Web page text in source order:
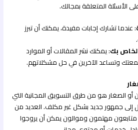
الأسئلة المتعلقة بمجالك.
: عندما تشارك إجابات مفيدة، يمكنك أن تبرز
بك: يمكنك نشر المقالات أو الموارد
وتساعد الآخرين في حل مشكلاتهم.
أو الصغار هو من طرق التسويق المجانية التي
جمهور جديد بشكل غير مكلف. العديد من
متابعون مهتمون وموالون يمكن أن يروجوا